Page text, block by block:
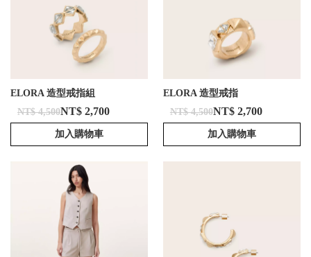
ELORA 造型戒指組
NT$ 4,500NT$ 2,700
加入購物車
ELORA 造型戒指
NT$ 4,500NT$ 2,700
加入購物車